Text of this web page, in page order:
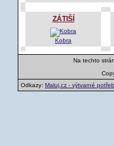
ZÁTIŠÍ
Kobra
Na techto
Odkazy: Maluj.cz - výtvarné